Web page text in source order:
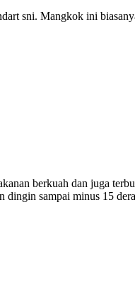
sni. Mangkok ini
berkuah dan juga
dingin sampai minus 15